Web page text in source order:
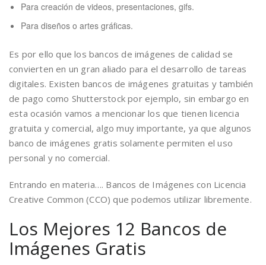
Para creación de videos, presentaciones, gifs.
Para diseños o artes gráficas.
Es por ello que los bancos de imágenes de calidad se
convierten en un gran aliado para el desarrollo de tareas
digitales. Existen bancos de imágenes gratuitas y también
de pago como Shutterstock por ejemplo, sin embargo en
esta ocasión vamos a mencionar los que tienen licencia
gratuita y comercial, algo muy importante, ya que algunos
banco de imágenes gratis solamente permiten el uso
personal y no comercial.
Entrando en materia…. Bancos de Imágenes con Licencia
Creative Common (CCO) que podemos utilizar libremente.
Los Mejores 12 Bancos de
Imágenes Gratis